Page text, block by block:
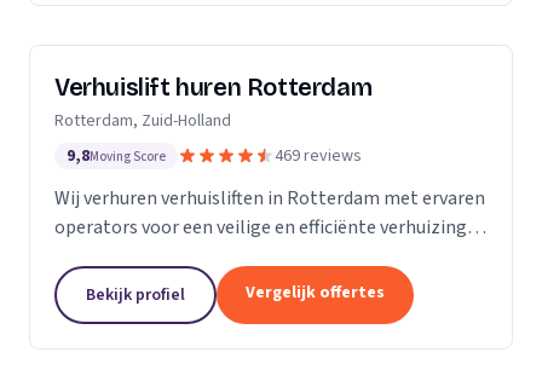
Verhuislift huren Rotterdam
Rotterdam, Zuid-Holland
9,8Moving Score 469 reviews
Wij verhuren verhuisliften in Rotterdam met ervaren
operators voor een veilige en efficiënte verhuizing,
Bekijk profiel Vergelijk offertes